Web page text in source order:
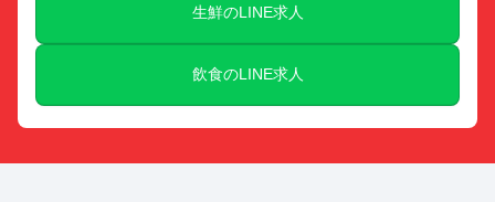
生鮮のLINE求人
飲食のLINE求人